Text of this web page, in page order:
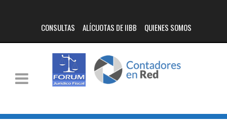
CONSULTAS ALÍCUOTAS DE IIBB QUIENES SOMOS